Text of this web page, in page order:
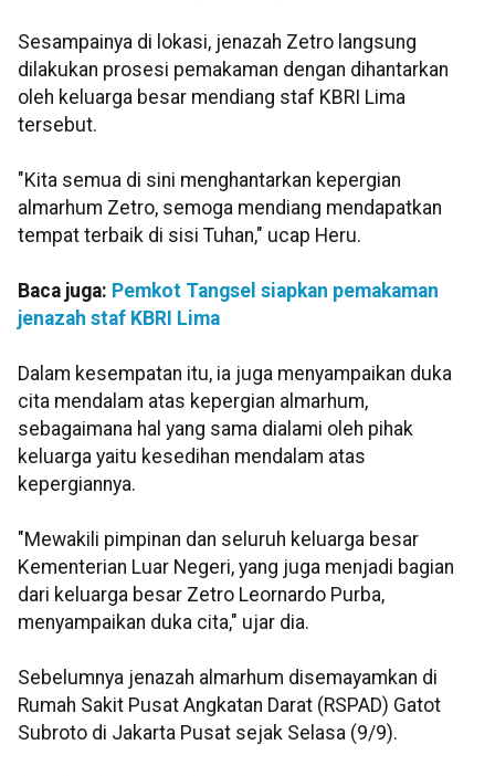
Sesampainya di lokasi, jenazah Zetro langsung
dilakukan prosesi pemakaman dengan dihantarkan
oleh keluarga besar mendiang staf KBRI Lima
tersebut.
"Kita semua di sini menghantarkan kepergian
almarhum Zetro, semoga mendiang mendapatkan
tempat terbaik di sisi Tuhan," ucap Heru.
Baca juga: Pemkot Tangsel siapkan pemakaman
jenazah staf KBRI Lima
Dalam kesempatan itu, ia juga menyampaikan duka
cita mendalam atas kepergian almarhum,
sebagaimana hal yang sama dialami oleh pihak
keluarga yaitu kesedihan mendalam atas
kepergiannya.
"Mewakili pimpinan dan seluruh keluarga besar
Kementerian Luar Negeri, yang juga menjadi bagian
dari keluarga besar Zetro Leornardo Purba,
menyampaikan duka cita," ujar dia.
Sebelumnya jenazah almarhum disemayamkan di
Rumah Sakit Pusat Angkatan Darat (RSPAD) Gatot
Subroto di Jakarta Pusat sejak Selasa (9/9).